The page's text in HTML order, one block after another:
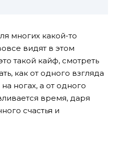
многих какой-то
видят в этом
такой кайф, смотреть
как от одного взгляда
ногах, а от одного
время, даря
счастья и